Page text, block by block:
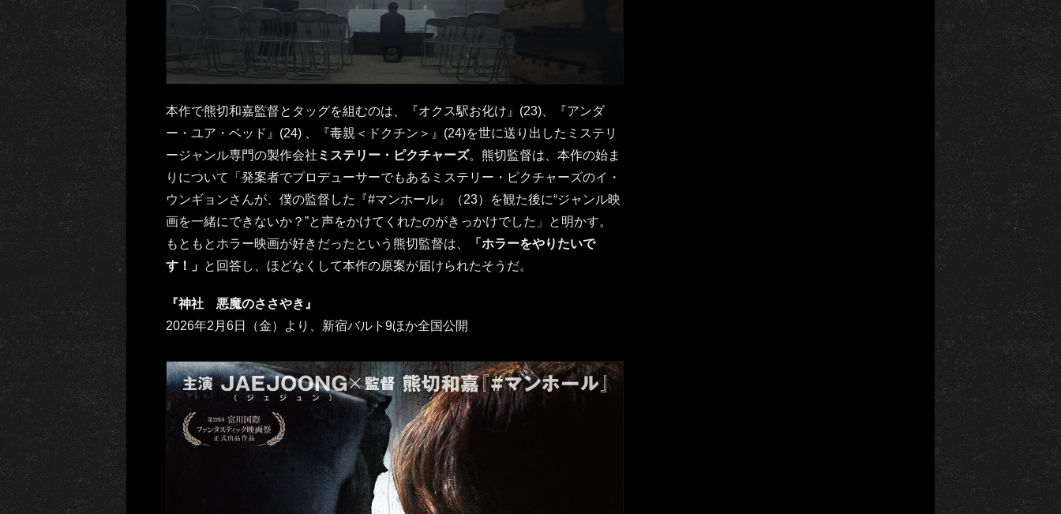
本作で熊切和嘉監督とタッグを組むのは、『オクス駅お化け』(23)、『アンダ
ー・ユア・ベッド』(24) 、『毒親＜ドクチン＞』(24)を世に送り出したミステリ
ージャンル専門の製作会社 ミステリー・ピクチャーズ。熊切監督は、本作の始ま
りについて「発案者でプロデューサーでもあるミステリー・ピクチャーズのイ・
ウンギョンさんが、僕の監督した『#マンホール』（23）を観た後に“ジャンル映
画を一緒にできないか？”と声をかけてくれたのがきっかけでした」と明かす。
もともとホラー映画が好きだったという熊切監督は、
「ホラーをやりたいで
す！」 と回答し、ほどなくして本作の原案が届けられたそうだ。
『神社 悪魔のささやき』
2026年2月6日（金）より、新宿バルト9ほか全国公開